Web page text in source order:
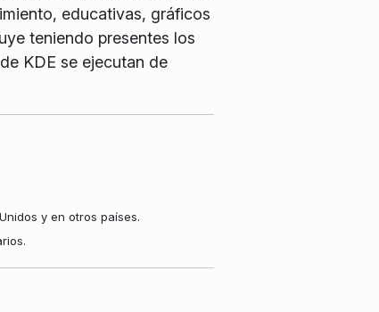
educativas, gráficos
teniendo presentes los
KDE se ejecutan de
y en otros países.